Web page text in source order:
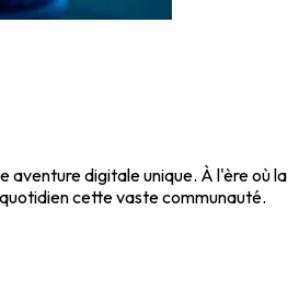
aventure digitale unique. À l'ère où la
cette vaste communauté.